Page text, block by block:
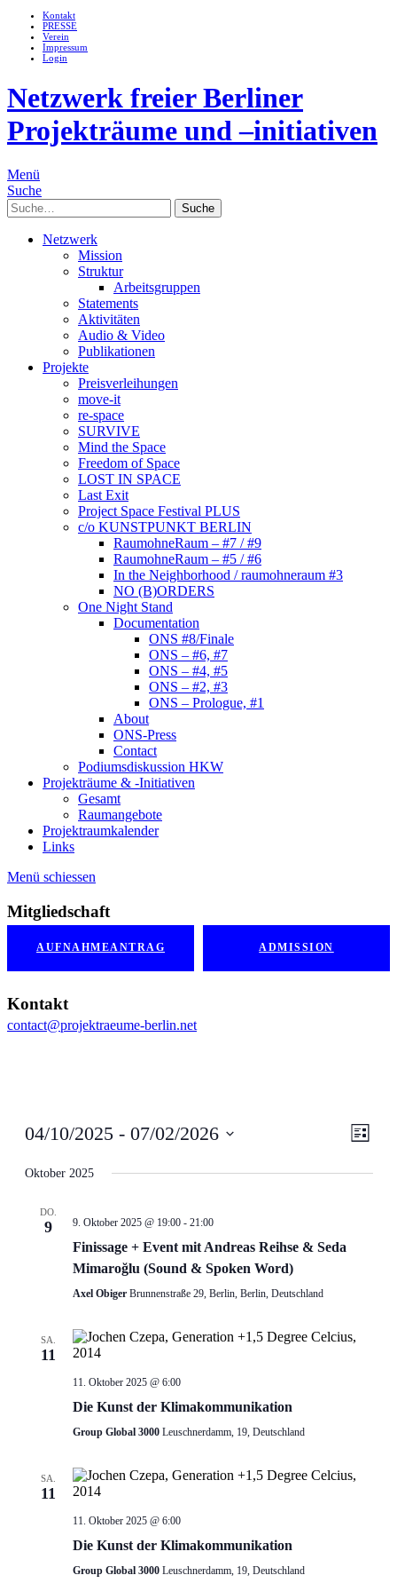
Kontakt
PRESSE
Verein
Impressum
Login
Netzwerk freier Berliner
Projekträume und –initiativen
Menü
Suche
Suche
Netzwerk
Mission
Struktur
Arbeitsgruppen
Statements
Aktivitäten
Audio & Video
Publikationen
Projekte
Preisverleihungen
move-it
re-space
SURVIVE
Mind the Space
Freedom of Space
LOST IN SPACE
Last Exit
Project Space Festival PLUS
c/o KUNSTPUNKT BERLIN
RaumohneRaum – #7 / #9
RaumohneRaum – #5 / #6
In the Neighborhood / raumohneraum #3
NO (B)ORDERS
One Night Stand
Documentation
ONS #8/Finale
ONS – #6, #7
ONS – #4, #5
ONS – #2, #3
ONS – Prologue, #1
About
ONS-Press
Contact
Podiumsdiskussion HKW
Projekträume & -Initiativen
Gesamt
Raumangebote
Projektraumkalender
Links
Menü schiessen
Mitgliedschaft
AUFNAHMEANTRAG ADMISSION
Kontakt
contact@projektraeume-berlin.net
Liste
04/10/2025 - 07/02/2026
wählen.
Oktober 2025
DO.
9 9. Oktober 2025 @ 19:00- 21:00
Finissage + Event mit Andreas Reihse & Seda
Mimaroğlu (Sound & Spoken Word)
Axel Obiger Brunnenstraße 29, Berlin, Berlin, Deutschland
SA.
11
11. Oktober 2025 @ 6:00
Die Kunst der Klimakommunikation
Group Global 3000 Leuschnerdamm, 19, Deutschland
SA.
11
11. Oktober 2025 @ 6:00
Die Kunst der Klimakommunikation
Group Global 3000 Leuschnerdamm, 19, Deutschland